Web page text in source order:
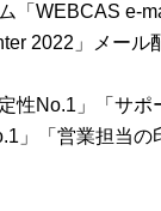
「WEBCAS e-
2022」メール
性No.1」「サポ
」「営業担当